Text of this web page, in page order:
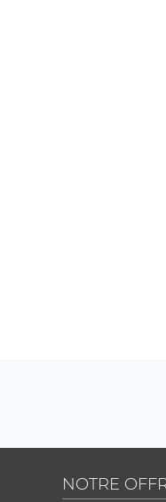
NOTRE